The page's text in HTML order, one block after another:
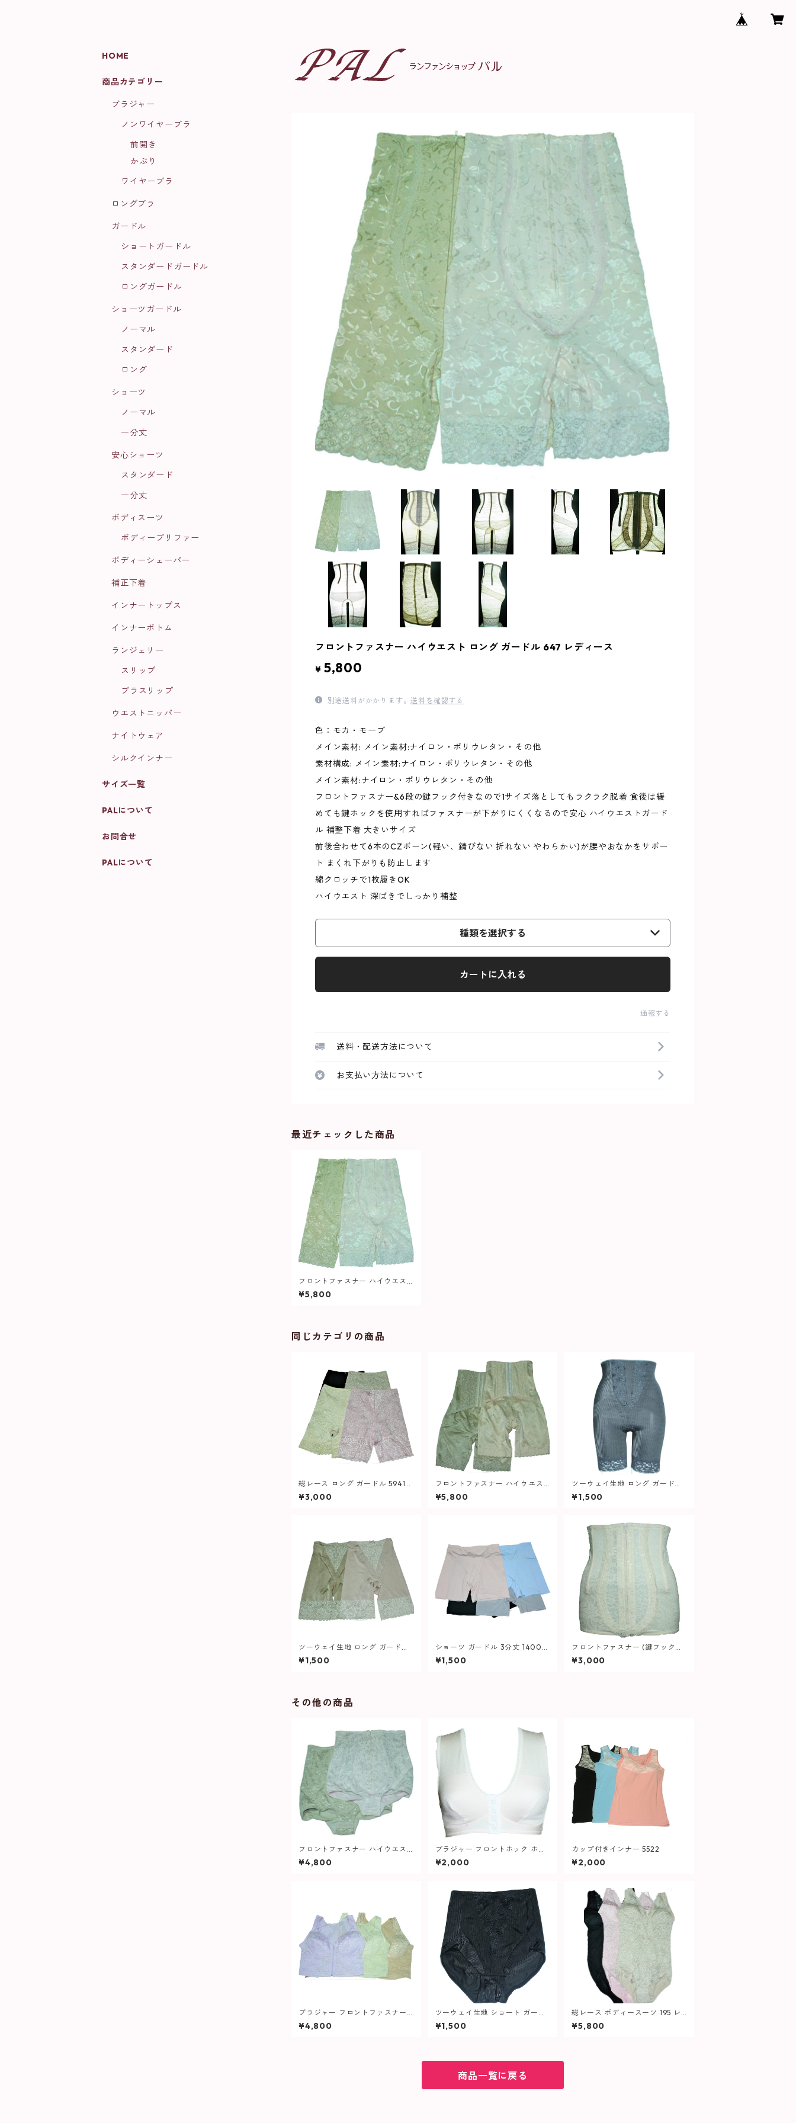
フロントファスナー ハイウエスト ロング ガードル 647 レディース
¥ 5,800
別途送料がかかります。送料を確認する
色：モカ・モーブ
メイン素材: メイン素材:ナイロン・ポリウレタン・その他
素材構成: メイン素材:ナイロン・ポリウレタン・その他
メイン素材:ナイロン・ポリウレタン・その他
フロントファスナー&6段の鍵フック付きなので1サイズ落としてもラクラク脱着 食後は緩
めても鍵ホックを使用すればファスナーが下がりにくくなるので安心 ハイウエストガード
ル 補整下着 大きいサイズ
前後合わせて6本のCZボーン(軽い、錆びない 折れない やわらかい)が腰やおなかをサポー
ト まくれ下がりも防止します
綿クロッチで1枚履きOK
ハイウエスト 深ばきでしっかり補整
種類を選択する
カートに入れる
通報する
送料・配送方法について
お支払い方法について
最近チェックした商品
フロントファスナー ハイウエス
ト ロング ガードル 647 レディー
ス
¥5,800
同じカテゴリの商品
総レース ロング ガードル 5941
レディース
¥3,000
フロントファスナー ハイウエス
ト ロング ガードル 606 レディー
ス
¥5,800
ツーウェイ生地 ロング ガードル
515 レディース
¥1,500
ツーウェイ生地 ロング ガードル
553 レディース
¥1,500
ショーツ ガードル 3分丈 14003
レディース
¥1,500
フロントファスナー (鍵フック付
き) CZボーン前身2本後身2本 計4
本使用 ハイウエスト ガードル 62
¥3,000
その他の商品
フロントファスナー ハイウエス
ト ショート ガードル 646 レディ
ース
¥4,800
ブラジャー フロントホック ホー
ムブラ 632 レディース
¥2,000
カップ付きインナー 5522
¥2,000
ブラジャー フロントファスナー
レーシー ロングブラ 040 レディ
ース
¥4,800
ツーウェイ生地 ショート ガード
ル 513 レディース
¥1,500
総レース ボディースーツ 195 レ
ディース
¥5,800
商品一覧に戻る
HOME
商品カテゴリー
ブラジャー
ノンワイヤーブラ
前開き
かぶり
ワイヤーブラ
ロングブラ
ガードル
ショートガードル
スタンダードガードル
ロングガードル
ショーツガードル
ノーマル
スタンダード
ロング
ショーツ
ノーマル
一分丈
安心ショーツ
スタンダード
一分丈
ボディスーツ
ボディーブリファー
ボディーシェーパー
補正下着
インナートップス
インナーボトム
ランジェリー
スリップ
ブラスリップ
ウエストニッパー
ナイトウェア
シルクインナー
サイズ一覧
PALについて
お問合せ
PALについて